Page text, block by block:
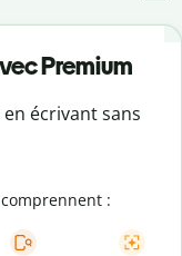
Premium
écrivant sans
: